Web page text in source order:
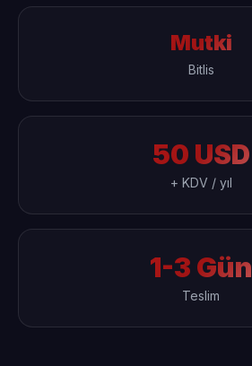
Mutki
Bitlis
50 USD
+ KDV / yıl
1-3 Gün
Teslim